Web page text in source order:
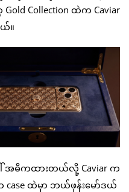
Collection ထဲက Caviar
။
အဓိကထားတယ်လို့ Caviar က
ထဲမှာ ဘယ်ဖုန်းမော်ဒယ်